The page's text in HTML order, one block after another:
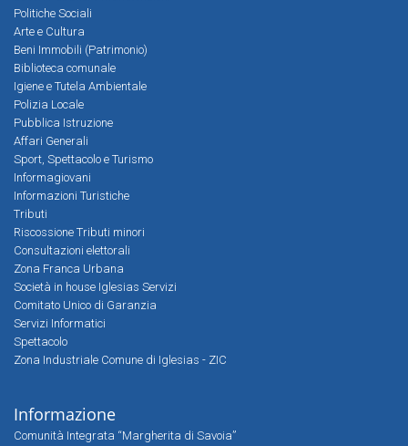
Politiche Sociali
Arte e Cultura
Beni Immobili (Patrimonio)
Biblioteca comunale
Igiene e Tutela Ambientale
Polizia Locale
Pubblica Istruzione
Affari Generali
Sport, Spettacolo e Turismo
Informagiovani
Informazioni Turistiche
Tributi
Riscossione Tributi minori
Consultazioni elettorali
Zona Franca Urbana
Società in house Iglesias Servizi
Comitato Unico di Garanzia
Servizi Informatici
Spettacolo
Zona Industriale Comune di Iglesias - ZIC
Informazione
Comunità Integrata “Margherita di Savoia”